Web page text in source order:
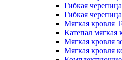
Гибкая
Гибкая
Мягкая кровля
Катепал мягкая
Мягкая кровля
Мягкая кровля